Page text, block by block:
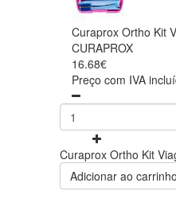
Curaprox Ortho Kit
CURAPROX
16.68€
Preço com IVA
Curaprox Ortho Kit
Adicionar ao carrinho